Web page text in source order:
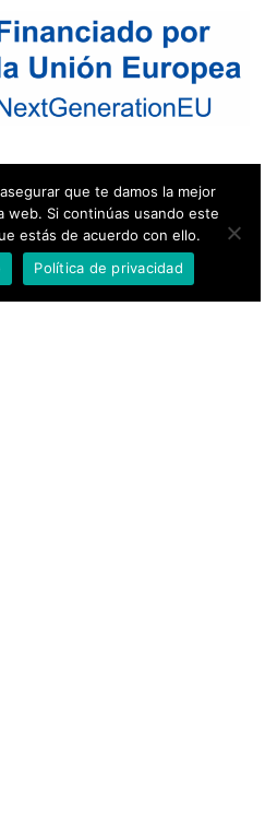
que te damos la mejor
web. Si continúas usando este
estás de acuerdo con ello.
Política de privacidad